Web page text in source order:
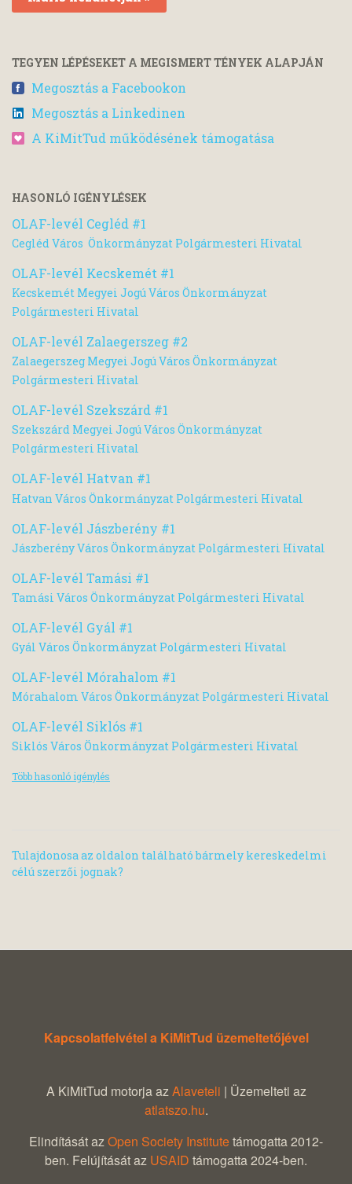
TEGYEN LÉPÉSEKET A MEGISMERT TÉNYEK ALAPJÁN
Megosztás a Facebookon
Megosztás a Linkedinen
A KiMitTud működésének támogatása
HASONLÓ IGÉNYLÉSEK
OLAF-levél Cegléd #1
Cegléd Város Önkormányzat Polgármesteri Hivatal
OLAF-levél Kecskemét #1
Kecskemét Megyei Jogú Város Önkormányzat
Polgármesteri Hivatal
OLAF-levél Zalaegerszeg #2
Zalaegerszeg Megyei Jogú Város Önkormányzat
Polgármesteri Hivatal
OLAF-levél Szekszárd #1
Szekszárd Megyei Jogú Város Önkormányzat
Polgármesteri Hivatal
OLAF-levél Hatvan #1
Hatvan Város Önkormányzat Polgármesteri Hivatal
OLAF-levél Jászberény #1
Jászberény Város Önkormányzat Polgármesteri Hivatal
OLAF-levél Tamási #1
Tamási Város Önkormányzat Polgármesteri Hivatal
OLAF-levél Gyál #1
Gyál Város Önkormányzat Polgármesteri Hivatal
OLAF-levél Mórahalom #1
Mórahalom Város Önkormányzat Polgármesteri Hivatal
OLAF-levél Siklós #1
Siklós Város Önkormányzat Polgármesteri Hivatal
Több hasonló igénylés
Tulajdonosa az oldalon található bármely kereskedelmi
célú szerzői jognak?
Kapcsolatfelvétel a KiMitTud üzemeltetőjével
A KiMitTud motorja azAlaveteli | Üzemelteti az
atlatszo.hu.
Elindítását azOpen Society Institutetámogatta 2012-
ben. Felújítását az USAID támogatta 2024-ben.